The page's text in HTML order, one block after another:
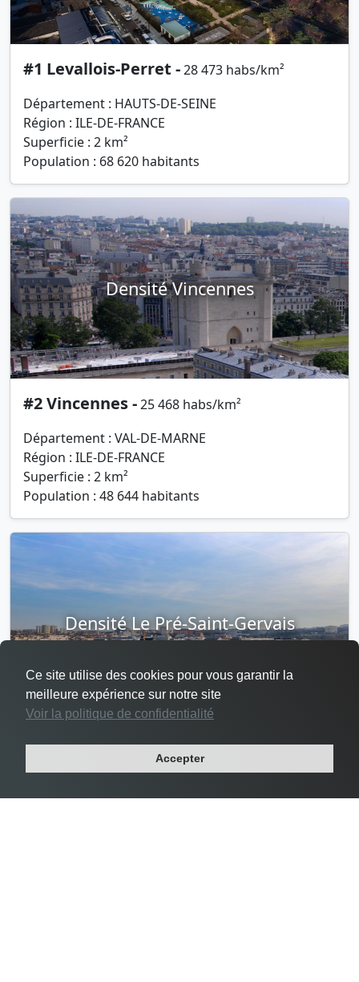
#1 Levallois-Perret -28 473 habs/km²
Département : HAUTS-DE-SEINE
Région : ILE-DE-FRANCE
Superficie : 2 km²
Population : 68 620 habitants
Densité Vincennes
#2 Vincennes -25 468 habs/km²
Département : VAL-DE-MARNE
Région : ILE-DE-FRANCE
Superficie : 2 km²
Population : 48 644 habitants
Densité Le Pré-Saint-Gervais
Département : SEINE-SAINT-DENIS
Ce site utilise des cookies pour vous garantir la
meilleure expérience sur notre site
Voir la politique de confidentialité
Accepter